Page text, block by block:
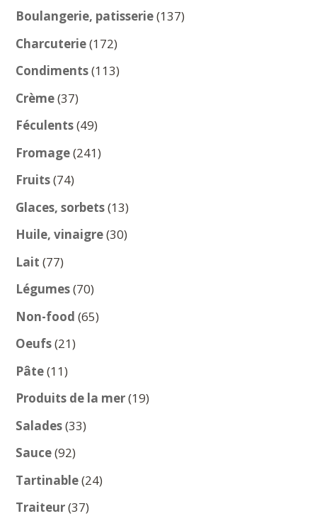
produits
Boulangerie, patisserie 137137
Charcuterie 172172
produits
Condiments 113113
Crème 3737
produits
Féculents 4949
produits
Fromage 241241
Fruits 7474
produits
Glaces, sorbets 1313
produits
Huile, vinaigre 3030
Lait 7777
produits
Légumes 7070
produits
Non-food 6565
Oeufs 2121
Pâte 1111
produits
Produits de la mer 1919
Salades 3333
Sauce 9292
produits
Tartinable 2424
Traiteur 3737